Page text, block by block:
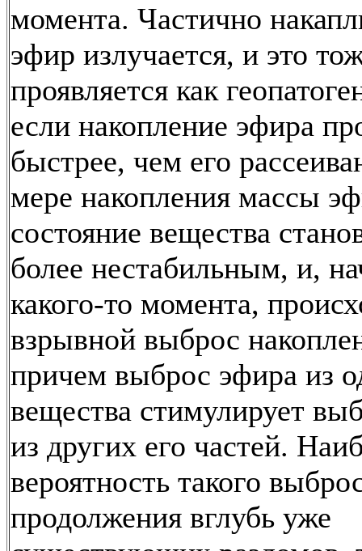
момента. Частично
эфир излучается, и это
проявляется как
если накопление эфира
быстрее, чем его
мере накопления массы
состояние вещества
более нестабильным, и,
какого-то момента,
взрывной выброс
причем выброс эфира из
вещества стимулирует
из других его частей.
вероятность такого
продолжения вглубь уже